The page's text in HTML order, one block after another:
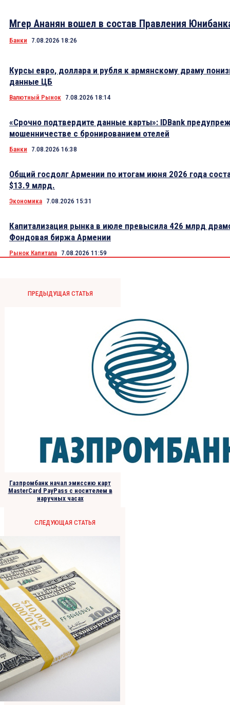
Мгер Ананян вошел в состав Правления
Банки 7.08.2026 18:26
Курсы евро, доллара и рубля к армянскому драму
данные ЦБ
Валютный Рынок 7.08.2026 18:14
«Срочно подтвердите данные карты»: IDBank
мошенничестве с бронированием отелей
Банки 7.08.2026 16:38
Общий госдолг Армении по итогам июня 2026 года
$13.9 млрд.
Экономика 7.08.2026 15:31
Капитализация рынка в июле превысила 426 млрд
Фондовая биржа Армении
Рынок Капитала 7.08.2026 11:59
ПРЕДЫДУЩАЯ СТАТЬЯ
Газпромбанк начал эмиссию карт
MasterCard PayPass с носителем в
наручных часах
СЛЕДУЮЩАЯ СТАТЬЯ